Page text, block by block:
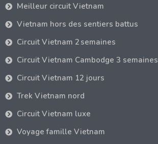
Meilleur circuit Vietnam
Vietnam hors des sentiers battus
Circuit Vietnam 2 semaines
Circuit Vietnam Cambodge 3 semaines
Circuit Vietnam 12 jours
Trek Vietnam nord
Circuit Vietnam luxe
Voyage famille Vietnam